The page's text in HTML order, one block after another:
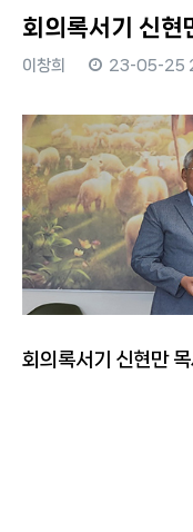
회의록서기 신현
이창희 23-05-25
본문
회의록서기 신현만